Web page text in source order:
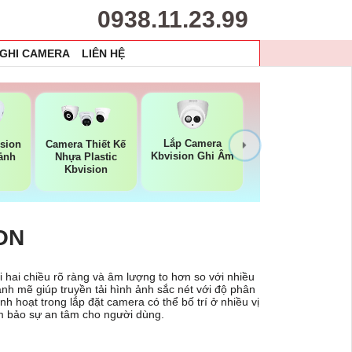
0938.11.23.99
CAMERA LIÊN HỆ
Camera Thiết Kế
Nhựa Plastic
Kbvision
Lắp Camera
Kbvision Ghi Âm
chiều rõ ràng và âm lượng to hơn so với nhiều
mẽ giúp truyền tải hình ảnh sắc nét với độ phân
hoạt trong lắp đặt camera có thể bố trí ở nhiều vị
bảo sự an tâm cho người dùng.